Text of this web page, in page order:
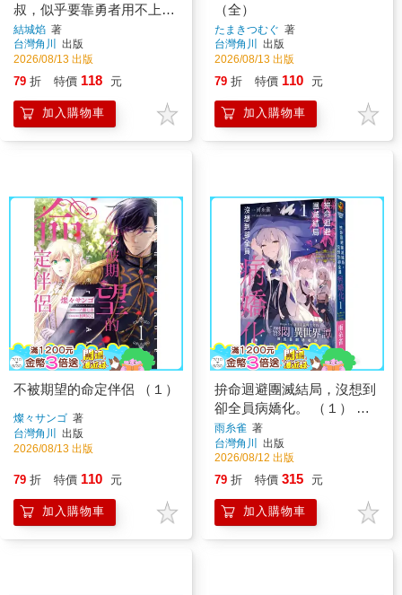
叔，似乎要靠勇者用不上的
剩餘技能變成最強。 （１）
結城焰 著
台灣角川
出版
2026/08/13 出版
79 折 特價 118 元
加入購物車
（全）
たまきつむぐ 著
台灣角川
出版
2026/08/13 出版
79 折 特價 110 元
加入購物車
不被期望的命定伴侶 （１）
燦々サンゴ 著
台灣角川
出版
2026/08/13 出版
79 折 特價 110 元
加入購物車
拚命迴避團滅結局，沒想到
卻全員病嬌化。 （１） 首
刷特裝版
雨糸雀 著
台灣角川
出版
2026/08/12 出版
79 折 特價 315 元
加入購物車